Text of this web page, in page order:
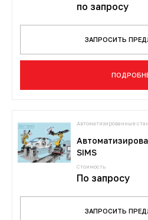
по запросу
ЗАПРОСИТЬ
Автоматизированные
SIMS
Стоимость
По запросу
ЗАПРОСИТЬ